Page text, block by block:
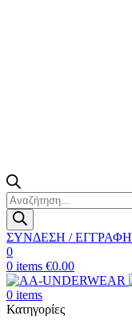
Products
search
ΣΥΝΔΕΣΗ / ΕΓΓΡΑΦΗ
0
0 items €0.00
0 items
Κατηγορίες